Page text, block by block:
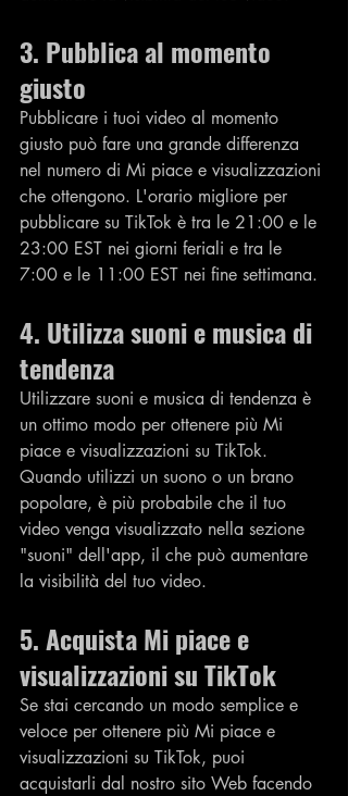
3. Pubblica al momento
giusto
Pubblicare i tuoi video al momento
giusto può fare una grande differenza
nel numero di Mi piace e visualizzazioni
che ottengono. L'orario migliore per
pubblicare su TikTok è tra le 21:00 e le
23:00 EST nei giorni feriali e tra le
7:00 e le 11:00 EST nei fine settimana.
4. Utilizza suoni e musica di
tendenza
Utilizzare suoni e musica di tendenza è
un ottimo modo per ottenere più Mi
piace e visualizzazioni su TikTok.
Quando utilizzi un suono o un brano
popolare, è più probabile che il tuo
video venga visualizzato nella sezione
"suoni" dell'app, il che può aumentare
la visibilità del tuo video.
5. Acquista Mi piace e
visualizzazioni su TikTok
Se stai cercando un modo semplice e
veloce per ottenere più Mi piace e
visualizzazioni su TikTok, puoi
acquistarli dal nostro sito Web facendo